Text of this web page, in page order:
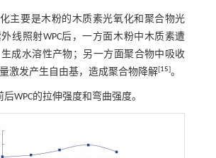
化主要是木粉的木质素光氧化和聚合物光
线照射WPC后，一方面木粉中木质素遭
成水溶性产物；另一方面聚合物中吸收
激发产生自由基，造成聚合物降解[15]。
WPC的拉伸强度和弯曲强度。